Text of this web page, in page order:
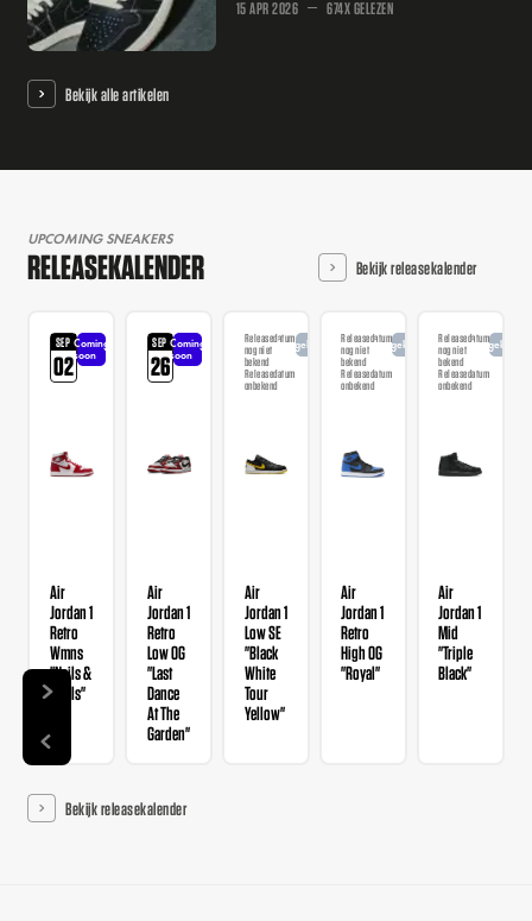
15 APR 2026 674X GELEZEN
Bekijk alle artikelen
UPCOMING SNEAKERS
RELEASEKALENDER Bekijk releasekalender
SEP
02
Coming
soon
Air
Jordan 1
Retro
Wmns
"Nails &
Grails"
SEP
26
Coming
soon
Air
Jordan 1
Retro
Low OG
"Last
Dance
At The
Garden"
Releasedatum
nog niet
bekend
Releasedatum
onbekend
Aangekondigd
Air
Jordan 1
Low SE
"Black
White
Tour
Yellow"
Releasedatum
nog niet
bekend
Releasedatum
onbekend
Aangekondigd
Air
Jordan 1
Retro
High OG
"Royal"
Releasedatum
nog niet
bekend
Releasedatum
onbekend
Air
Jordan 1
Mid
"Triple
Black"
Bekijk releasekalender